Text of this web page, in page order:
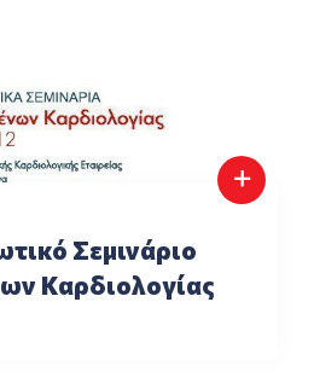
Σεμινάριο
Καρδιολογίας